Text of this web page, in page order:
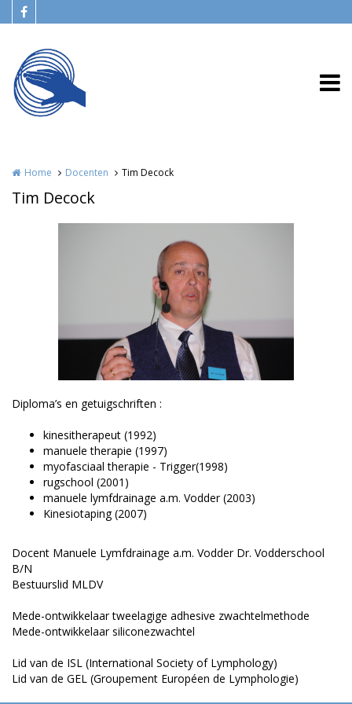
Overslaan en naar de inhoud gaan
Home Docenten Tim Decock
Tim Decock
Diploma’s en getuigschriften :
kinesitherapeut (1992)
manuele therapie (1997)
myofasciaal therapie - Trigger(1998)
rugschool (2001)
manuele lymfdrainage a.m. Vodder (2003)
Kinesiotaping (2007)
Docent Manuele Lymfdrainage a.m. Vodder Dr. Vodderschool
B/N
Bestuurslid MLDV
Mede-ontwikkelaar tweelagige adhesive zwachtelmethode
Mede-ontwikkelaar siliconezwachtel
Lid van de ISL (International Society of Lymphology)
Lid van de GEL (Groupement Européen de Lymphologie)